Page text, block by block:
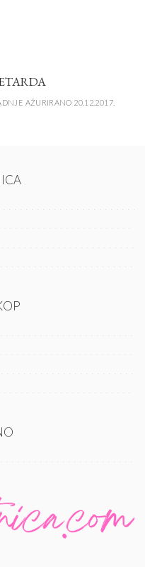
AŽURIRANO 20.12.2017.